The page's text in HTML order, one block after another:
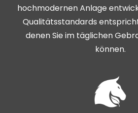
hochmodernen Anlage
Qualitätsstandards
denen Sie im täglichen
können.